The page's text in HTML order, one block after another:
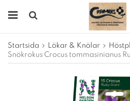
Startsida Lökar & Knölar
Snökrokus Crocus tommasinianus